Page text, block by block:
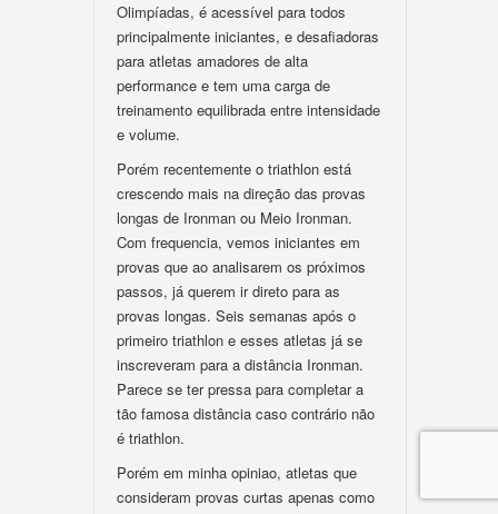
Olimpíadas, é acessível para todos
principalmente iniciantes, e desafiadoras
para atletas amadores de alta
performance e tem uma carga de
treinamento equilibrada entre intensidade
e volume.
Porém recentemente o triathlon está
crescendo mais na direção das provas
longas de Ironman ou Meio Ironman.
Com frequencia, vemos iniciantes em
provas que ao analisarem os próximos
passos, já querem ir direto para as
provas longas. Seis semanas após o
primeiro triathlon e esses atletas já se
inscreveram para a distância Ironman.
Parece se ter pressa para completar a
tão famosa distância caso contrário não
é triathlon.
Porém em minha opiniao, atletas que
consideram provas curtas apenas como